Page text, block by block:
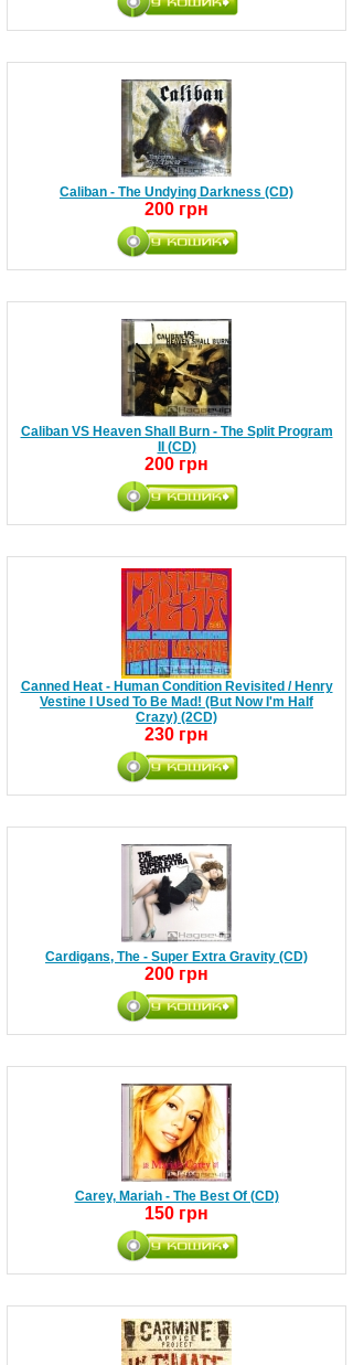
Caliban - The Undying Darkness (CD)
200 грн
Caliban VS Heaven Shall Burn - The Split Program
II (CD)
200 грн
Canned Heat - Human Condition Revisited / Henry
Vestine I Used To Be Mad! (But Now I'm Half
Crazy) (2CD)
230 грн
Cardigans, The - Super Extra Gravity (CD)
200 грн
Carey, Mariah - The Best Of (CD)
150 грн